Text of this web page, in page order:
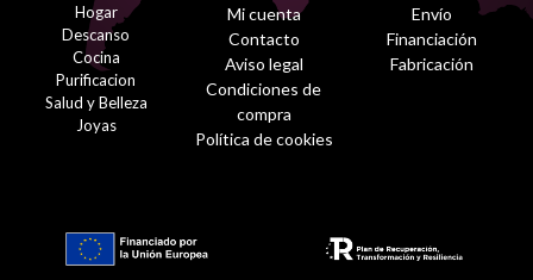
Hogar
Descanso
Cocina
Purificacion
Salud y Belleza
Joyas
Mi cuenta
Contacto
Aviso legal
Condiciones de
compra
Política de cookies
Envío
Financiación
Fabricación